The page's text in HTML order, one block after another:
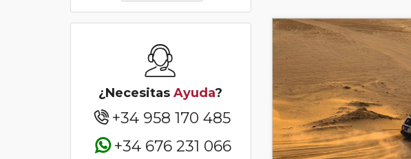
¿NecesitasAyuda?
+34 958 170 485
+34 676 231 066